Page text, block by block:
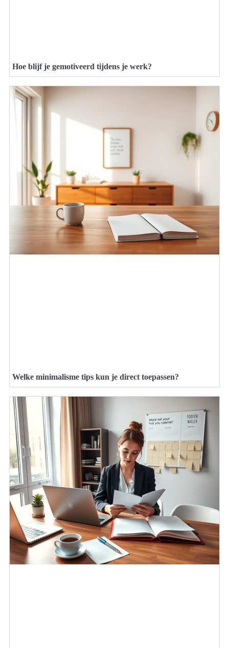
Hoe blijf je gemotiveerd tijdens je werk?
Welke minimalisme tips kun je direct toepassen?